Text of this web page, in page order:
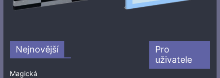
Nejnovější
Magická
Pro
uživatele